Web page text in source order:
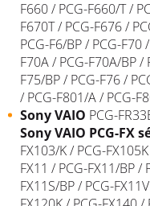
F660 / PCG-F660/T /
F670T / PCG-F676 /
PCG-F6/BP / PCG-F70
F70A / PCG-F70A/BP /
F75/BP / PCG-F76 /
/ PCG-F801/A / PCG-
Sony VAIO PCG-
SonyVAIO PCG-FX
FX103/K / PCG-
FX11 / PCG-FX11/BP /
FX11S/BP / PCG-